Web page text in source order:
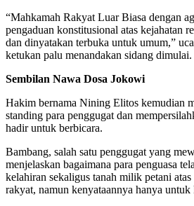
“Mahkamah Rakyat Luar Biasa dengan
pengaduan konstitusional atas kejahatan
dan dinyatakan terbuka untuk umum,”
ketukan palu menandakan sidang dimulai.
Sembilan Nawa Dosa Jokowi
Hakim bernama Nining Elitos kemudian
standing para penggugat dan
hadir untuk berbicara.
Bambang, salah satu penggugat yang
menjelaskan bagaimana para penguasa
kelahiran sekaligus tanah milik petani atas
rakyat, namun kenyataannya hanya